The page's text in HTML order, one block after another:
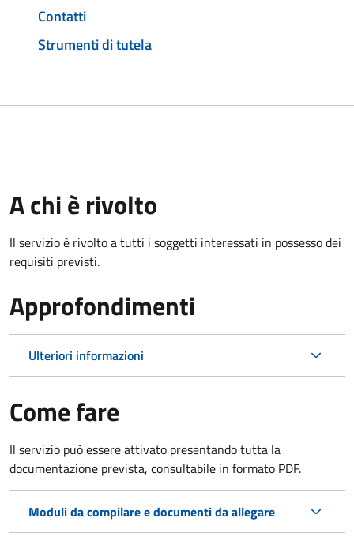
Contatti
Strumenti di tutela
A chi è rivolto
Il servizio è rivolto a tutti i soggetti interessati in possesso dei
requisiti previsti.
Approfondimenti
Ulteriori informazioni
Come fare
Il servizio può essere attivato presentando tutta la
documentazione prevista, consultabile in formato PDF.
Moduli da compilare e documenti da allegare